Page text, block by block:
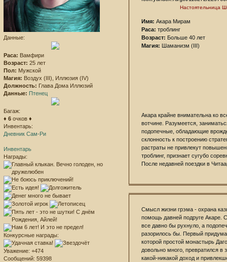
Данные:
Раса: Вамфири
Возраст: 25 лет
Пол: Мужской
Магия: Воздух (III), Иллюзия (IV)
Должность: Глава Дома Иллюзий
Данные: Птенец
Багаж:
♦ 6 очков ♦
Инвентарь:
Дневник Сам-Ри
Инвентарь
Награды:
Конкурсные награды:
Уважение: +474
Сообщений: 59398
Настоятельница
Имя: Акара Мирам
Раса: троблинг
Возраст: Больше 40 лет
Магия: Шаманизм (III)
Акара крайне внимательна ко
вотчине. Разумеется,
подопечные, обладающие
склонность к построению
растраты не привлекут
троблинг, признает сугубо
После недавней поездки в
Смысл жизни грэма - охрана
помощь давней подруге Акаре.
все давно бы рухнуло, а
разорилось бы. Первый
которой простой монастырь
довольно много, превратился в
какой-никакой доход и